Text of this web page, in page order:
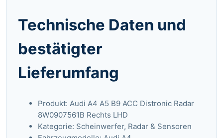
Technische Daten und
bestätigter
Lieferumfang
Produkt: Audi A4 A5 B9 ACC Distronic Radar
8W0907561B Rechts LHD
Kategorie: Scheinwerfer, Radar & Sensoren